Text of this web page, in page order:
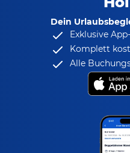
Dein
Exklusive
Komplett
Alle